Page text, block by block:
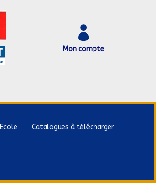

Mon compte
Catalogues à télécharger